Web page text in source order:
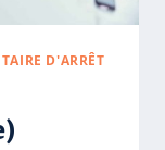
D'ARRÊT